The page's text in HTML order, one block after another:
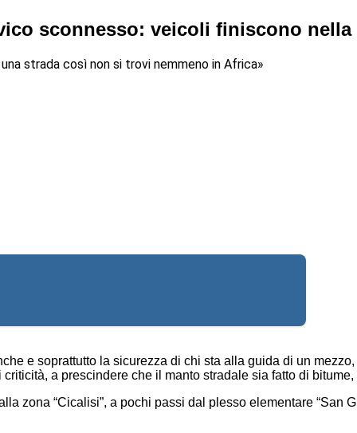
sconnesso: veicoli finiscono nella
strada così non si trovi nemmeno in Africa»
e soprattutto la sicurezza di chi sta alla guida di un
a prescindere che il manto stradale sia fatto di
zona “Cicalisi”, a pochi passi dal plesso elementare “San